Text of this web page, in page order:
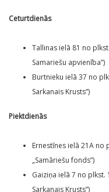
Ceturtdienās
Tallinas ielā 81 no
Samariešu apvienība”)
Burtnieku ielā 37 no
Sarkanais Krusts”)
Piektdienās
Ernestīnes ielā 21A
„Samāriešu fonds”)
Gaiziņa ielā 7 no
Sarkanais Krusts”)